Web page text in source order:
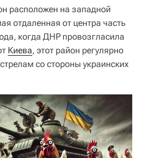
расположен на западной
отдаленная от центра часть
когда ДНР провозгласила
Киева, этот район регулярно
со стороны украинских